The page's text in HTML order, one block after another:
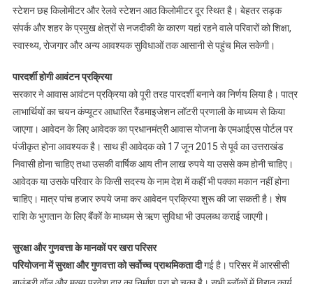
स्टेशन छह किलोमीटर और रेलवे स्टेशन आठ किलोमीटर दूर स्थित है। बेहतर सड़क
संपर्क और शहर के प्रमुख क्षेत्रों से नजदीकी के कारण यहां रहने वाले परिवारों को शिक्षा,
स्वास्थ्य, रोजगार और अन्य आवश्यक सुविधाओं तक आसानी से पहुंच मिल सकेगी।
पारदर्शी होगी आवंटन प्रक्रिया
सरकार ने आवास आवंटन प्रक्रिया को पूरी तरह पारदर्शी बनाने का निर्णय लिया है। पात्र
लाभार्थियों का चयन कंप्यूटर आधारित रैंडमाइजेशन लॉटरी प्रणाली के माध्यम से किया
जाएगा। आवेदन के लिए आवेदक का प्रधानमंत्री आवास योजना के एमआईएस पोर्टल पर
पंजीकृत होना आवश्यक है। साथ ही आवेदक को 17 जून 2015 से पूर्व का उत्तराखंड
निवासी होना चाहिए तथा उसकी वार्षिक आय तीन लाख रुपये या उससे कम होनी चाहिए।
आवेदक या उसके परिवार के किसी सदस्य के नाम देश में कहीं भी पक्का मकान नहीं होना
चाहिए। मात्र पांच हजार रुपये जमा कर आवेदन प्रक्रिया शुरू की जा सकती है। शेष
राशि के भुगतान के लिए बैंकों के माध्यम से ऋण सुविधा भी उपलब्ध कराई जाएगी।
सुरक्षा और गुणवत्ता के मानकों पर खरा परिसर
परियोजना में सुरक्षा और गुणवत्ता को सर्वोच्च प्राथमिकता दीगई है। परिसर में आरसीसी